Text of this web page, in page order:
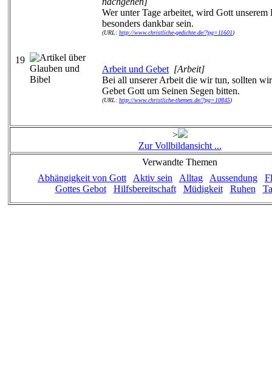
Wer unter Tage arbeitet, wird Gott unserem
besonders dankbar sein.
(URL: http://www.christliche-gedichte.de/?pg=11601)
19
Arbeit und Gebet [Arbeit]
Bei all unserer Arbeit die wir tun, sollten
Gebet Gott um Seinen Segen bitten.
(URL: http://www.christliche-themen.de/?pg=10845)
>
Zur Vollbildansicht ...
Verwandte Themen
Abhängigkeit von Gott
Aktiv sein Alltag Aussendung
Gottes Gebot
Hilfsbereitschaft Müdigkeit Ruhen